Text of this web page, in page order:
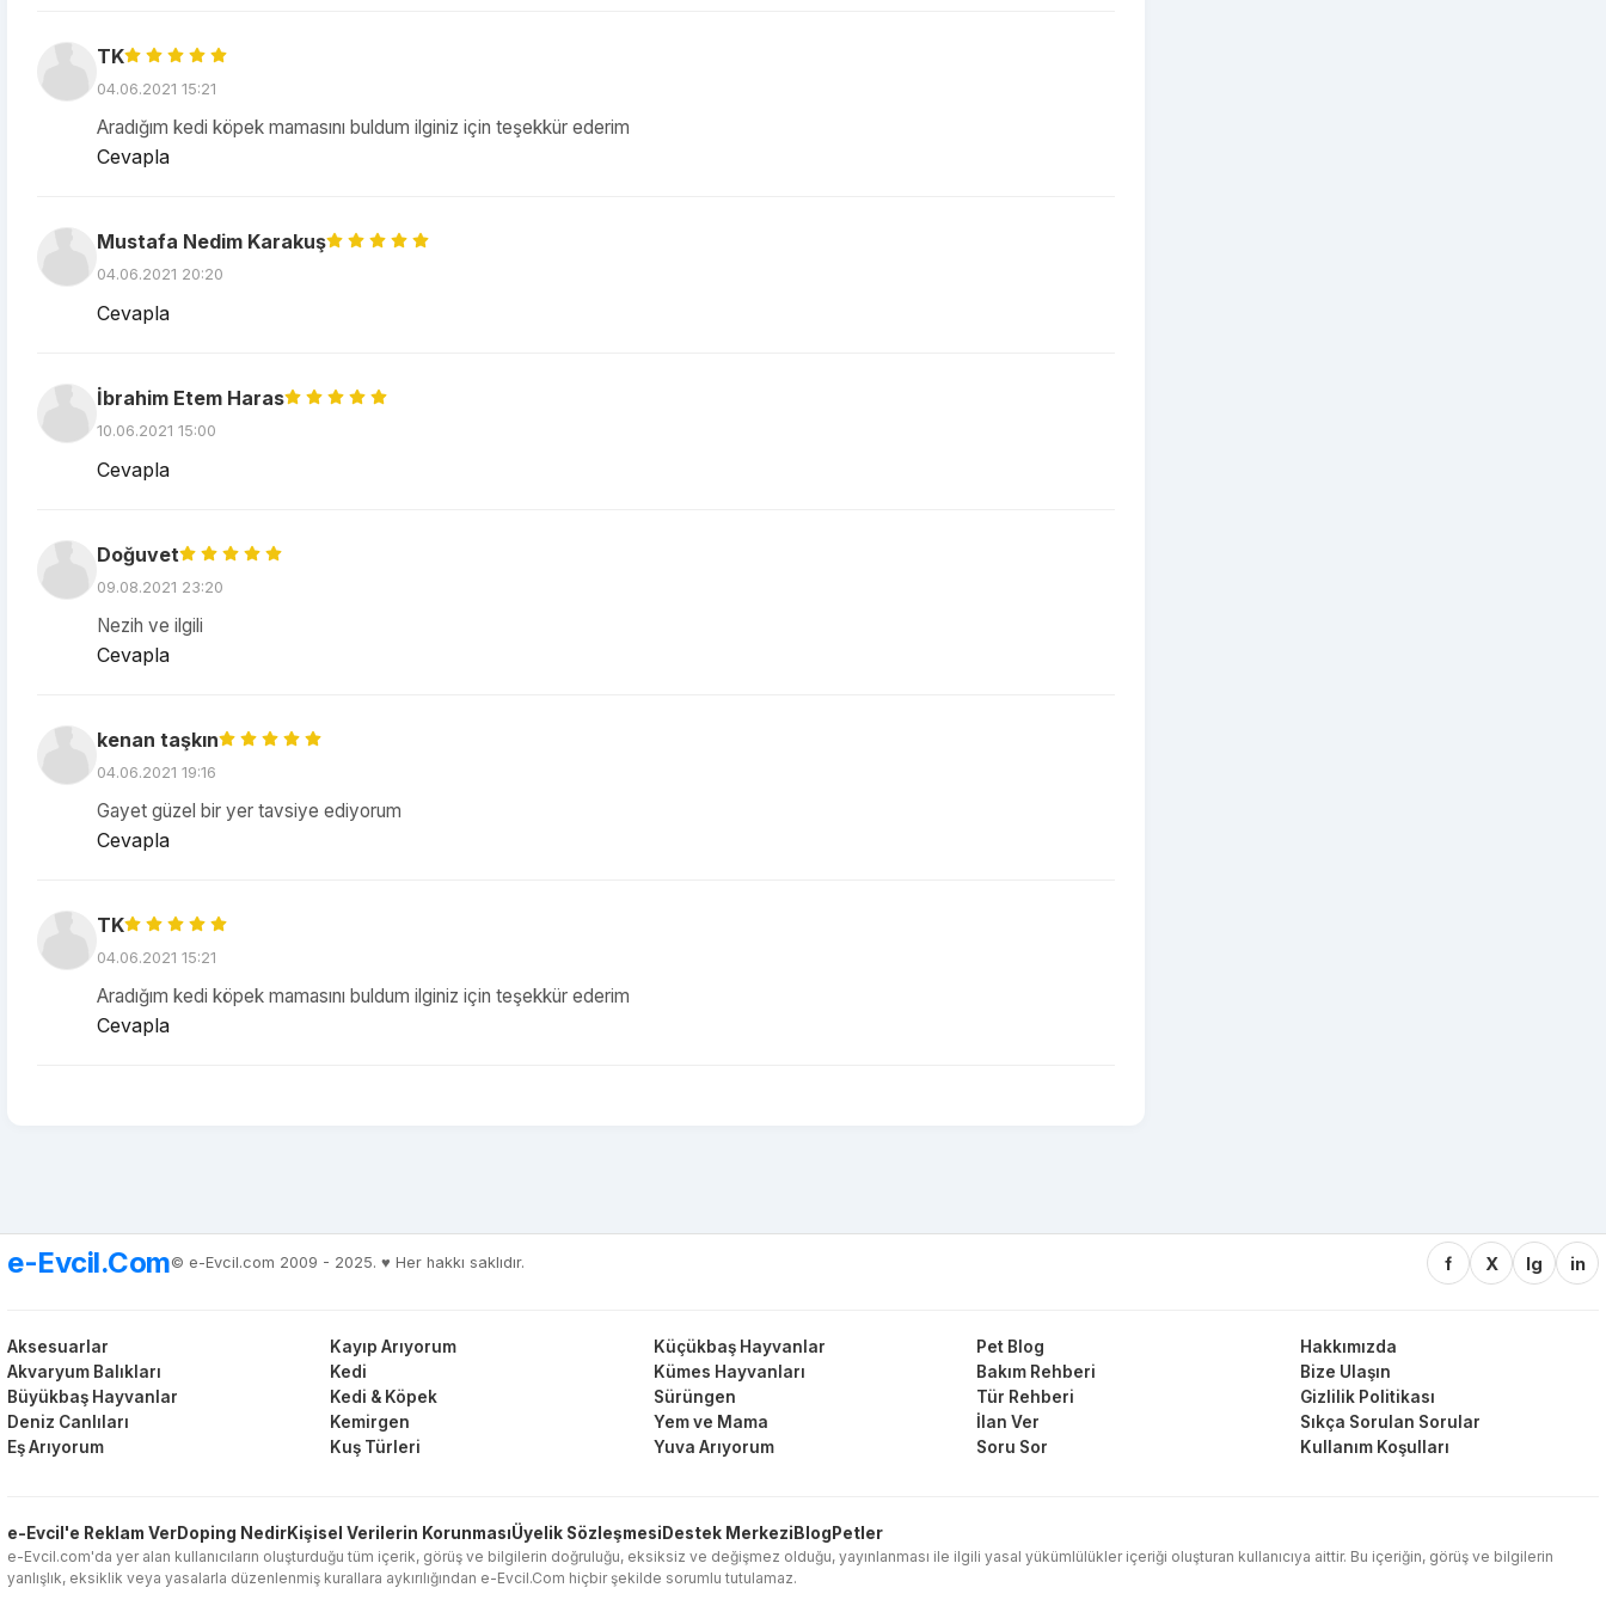
TK
04.06.2021 15:21
Aradığım kedi köpek mamasını buldum ilginiz için teşekkür ederim
Cevapla
Mustafa Nedim Karakuş
04.06.2021 20:20
Cevapla
İbrahim Etem Haras
10.06.2021 15:00
Cevapla
Doğuvet
09.08.2021 23:20
Nezih ve ilgili
Cevapla
kenan taşkın
04.06.2021 19:16
Gayet güzel bir yer tavsiye ediyorum
Cevapla
TK
04.06.2021 15:21
Aradığım kedi köpek mamasını buldum ilginiz için teşekkür ederim
Cevapla
e-Evcil.Com© e-Evcil.com 2009 - 2025. ♥️ Her hakkı saklıdır. f X Ig in
Aksesuarlar
Akvaryum Balıkları
Büyükbaş Hayvanlar
Deniz Canlıları
Eş Arıyorum
Kayıp Arıyorum
Kedi
Kedi & Köpek
Kemirgen
Kuş Türleri
Küçükbaş Hayvanlar
Kümes Hayvanları
Sürüngen
Yem ve Mama
Yuva Arıyorum
Pet Blog
Bakım Rehberi
Tür Rehberi
İlan Ver
Soru Sor
Hakkımızda
Bize Ulaşın
Gizlilik Politikası
Sıkça Sorulan Sorular
Kullanım Koşulları
e-Evcil'e Reklam VerDoping NedirKişisel Verilerin KorunmasıÜyelik Sözleşmesi Destek Merkezi Blog Petler
e-Evcil.com'da yer alan kullanıcıların oluşturduğu tüm içerik, görüş ve bilgilerin doğruluğu, eksiksiz ve değişmez olduğu, yayınlanması ile ilgili yasal yükümlülükler içeriği oluşturan kullanıcıya aittir. Bu içeriğin, görüş ve bilgilerin
yanlışlık, eksiklik veya yasalarla düzenlenmiş kurallara aykırılığından e-Evcil.Com hiçbir şekilde sorumlu tutulamaz.